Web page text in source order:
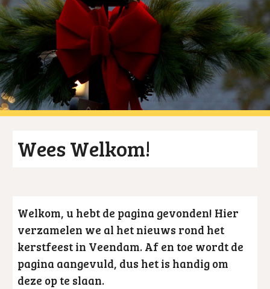
Wees Welkom!
Welkom, u hebt de pagina gevonden! Hier
verzamelen we al het nieuws rond het
kerstfeest in Veendam. Af en toe wordt de
pagina aangevuld, dus het is handig om
deze op te slaan.